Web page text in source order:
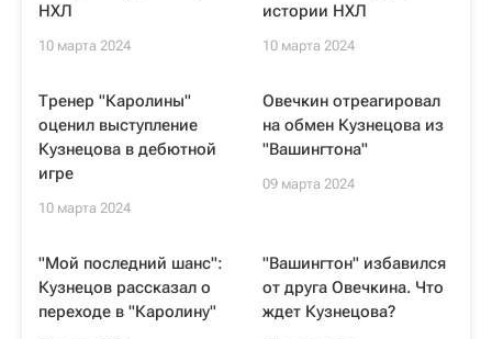
НХЛ
10 марта 2024
истории НХЛ
10 марта 2024
Тренер "Каролины"
оценил выступление
Кузнецова в дебютной
игре
10 марта 2024
Овечкин отреагировал
на обмен Кузнецова из
"Вашингтона"
09 марта 2024
"Мой последний шанс":
Кузнецов рассказал о
переходе в "Каролину"
"Вашингтон" избавился
от друга Овечкина. Что
ждет Кузнецова?